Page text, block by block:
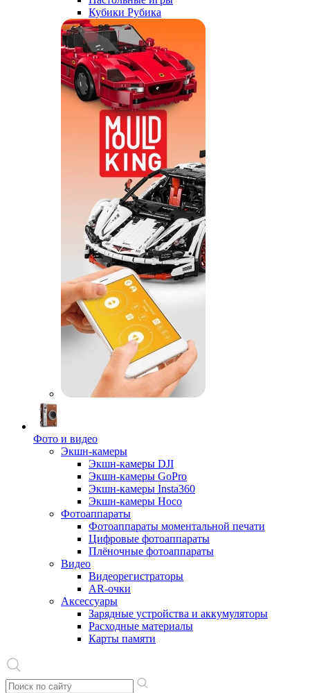
Кубики Рубика
Фото и видео
Экшн-камеры
Экшн-камеры DJI
Экшн-камеры GoPro
Экшн-камеры Insta360
Экшн-камеры Hoco
Фотоаппараты
Фотоаппараты моментальной печати
Цифровые фотоаппараты
Плёночные фотоаппараты
Видео
Видеорегистраторы
AR-очки
Аксессуары
Зарядные устройства и аккумуляторы
Расходные материалы
Карты памяти